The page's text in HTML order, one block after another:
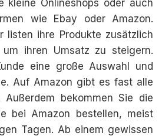
kleine Onlineshops oder auch
wie Ebay oder Amazon.
listen ihre Produkte zusätzlich
ihren Umsatz zu steigern.
eine große Auswahl und
Auf Amazon gibt es fast alle
Außerdem bekommen Sie die
bei Amazon bestellen, meist
Tagen. Ab einem gewissen